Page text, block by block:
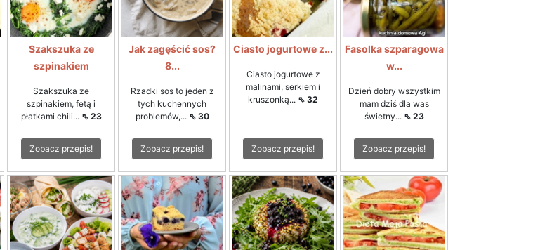
Szakszuka ze
szpinakiem
Szakszuka ze
szpinakiem, fetą i
płatkami chili... ⇖ 23
Zobacz przepis!
Jak zagęścić sos?
8...
Rzadki sos to jeden z
tych kuchennych
problemów,... ⇖ 30
Zobacz przepis!
Ciasto jogurtowe z...
Ciasto jogurtowe z
malinami, serkiem i
kruszonką... ⇖ 32
Zobacz przepis!
Fasolka szparagowa
w...
Dzień dobry wszystkim
mam dziś dla was
świetny... ⇖ 23
Zobacz przepis!